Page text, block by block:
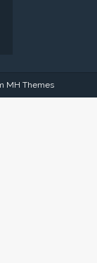
MH Themes